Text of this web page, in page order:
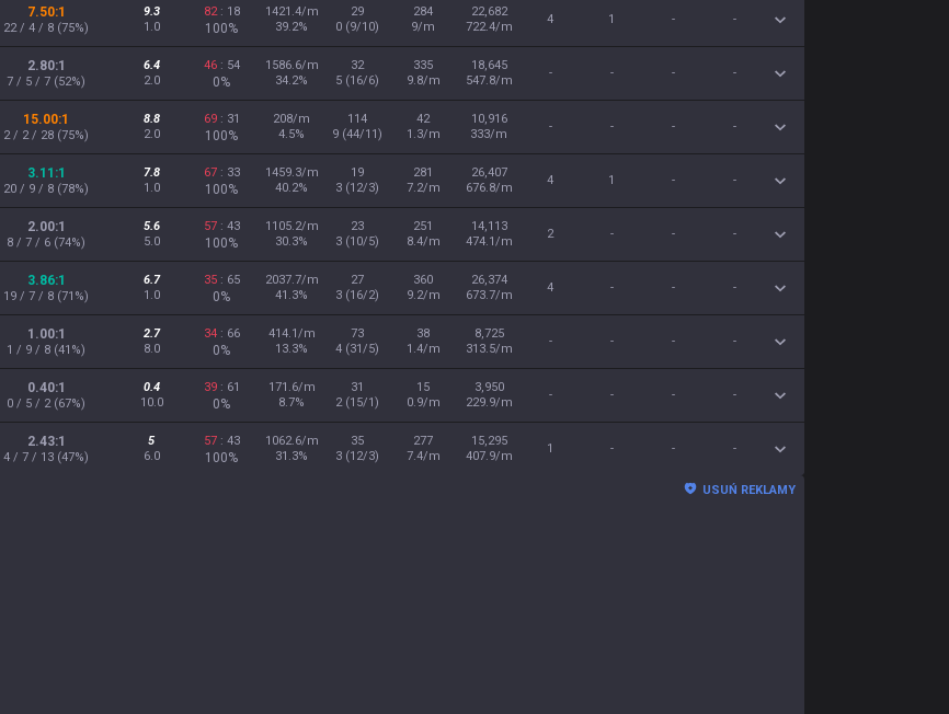
7.50:1
22 / 4 / 8 (75%)
9.3
1.0
82: 18
100%
1421.4/m
39.2%
29
0 (9/10)
284
9/m
22,682
722.4/m
4 1 - -
2.80:1
7 / 5 / 7 (52%)
6.4
2.0
46: 54
0%
1586.6/m
34.2%
32
5 (16/6)
335
9.8/m
18,645
547.8/m
- - - -
15.00:1
2 / 2 / 28 (75%)
8.8
2.0
69: 31
100%
208/m
4.5%
114
9 (44/11)
42
1.3/m
10,916
333/m
- - - -
3.11:1
20 / 9 / 8 (78%)
7.8
1.0
67: 33
100%
1459.3/m
40.2%
19
3 (12/3)
281
7.2/m
26,407
676.8/m
4 1 - -
2.00:1
8 / 7 / 6 (74%)
5.6
5.0
57: 43
100%
1105.2/m
30.3%
23
3 (10/5)
251
8.4/m
14,113
474.1/m
2 - - -
3.86:1
19 / 7 / 8 (71%)
6.7
1.0
35: 65
0%
2037.7/m
41.3%
27
3 (16/2)
360
9.2/m
26,374
673.7/m
4 - - -
1.00:1
1 / 9 / 8 (41%)
2.7
8.0
34: 66
0%
414.1/m
13.3%
73
4 (31/5)
38
1.4/m
8,725
313.5/m
- - - -
0.40:1
0 / 5 / 2 (67%)
0.4
10.0
39: 61
0%
171.6/m
8.7%
31
2 (15/1)
15
0.9/m
3,950
229.9/m
- - - -
2.43:1
4 / 7 / 13 (47%)
5
6.0
57: 43
100%
1062.6/m
31.3%
35
3 (12/3)
277
7.4/m
15,295
407.9/m
1 - - -
USUŃ REKLAMY